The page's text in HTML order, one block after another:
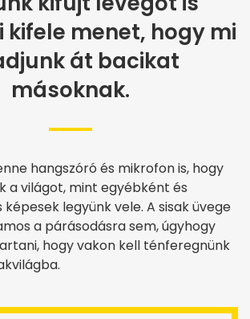
kifele menet, hogy mi
át bacikat
másoknak.
hangszóró és mikrofon is, hogy
a világot, mint egyébként és
képesek legyünk vele. A sisak üvege
a párásodásra sem, úgyhogy
hogy vakon kell ténferegnünk